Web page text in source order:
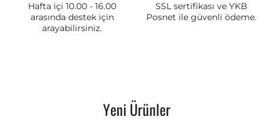
Hafta içi 10.00 - 16.00
arasında destek için
arayabilirsiniz.
SSL sertifikası ve YKB
Posnet ile güvenli ödeme.
Yeni Ürünler